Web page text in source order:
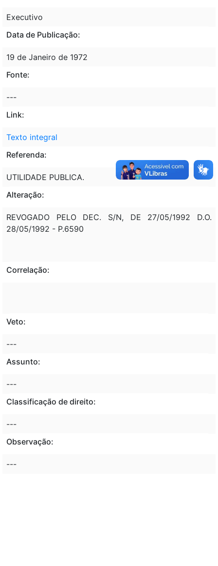
Executivo
Data de Publicação:
19 de Janeiro de 1972
Fonte:
---
Link:
Texto integral
Referenda:
UTILIDADE PUBLICA.
Alteração:
REVOGADO PELO DEC. S/N, DE 27/05/1992 D.O.
28/05/1992 - P.6590
Correlação:
Veto:
---
Assunto:
---
Classificação de direito:
---
Observação:
---